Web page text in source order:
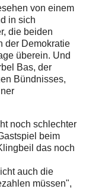
von einem
in sich
die beiden
der Demokratie
überein. Und
Bas, der
Bündnisses,
noch schlechter
beim
das noch
auch die
müssen",